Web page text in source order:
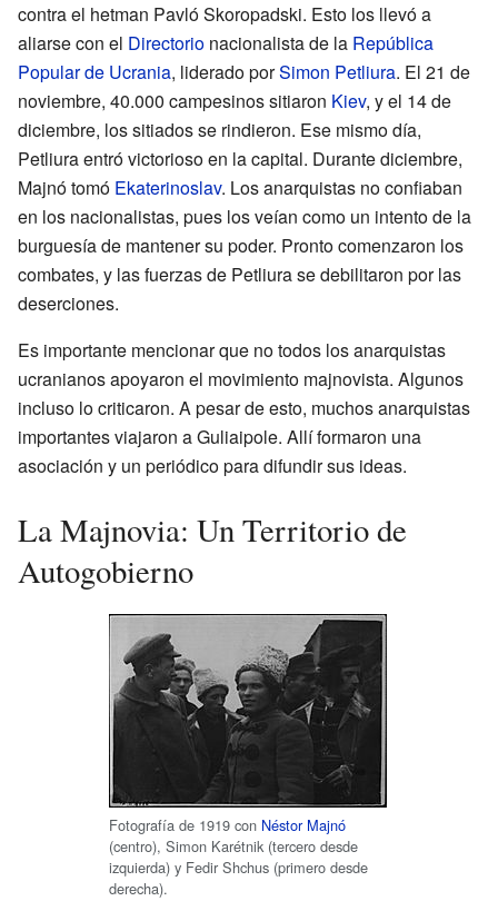
contra el hetman Pavló Skoropadski. Esto los llevó a
aliarse con el Directorio nacionalista de la República
Popular de Ucrania, liderado porSimon Petliura. El 21 de
noviembre, 40.000 campesinos sitiaron Kiev, y el 14 de
diciembre, los sitiados se rindieron. Ese mismo día,
Petliura entró victorioso en la capital. Durante diciembre,
Majnó tomó Ekaterinoslav. Los anarquistas no confiaban
en los nacionalistas, pues los veían como un intento de la
burguesía de mantener su poder. Pronto comenzaron los
combates, y las fuerzas de Petliura se debilitaron por las
deserciones.
Es importante mencionar que no todos los anarquistas
ucranianos apoyaron el movimiento majnovista. Algunos
incluso lo criticaron. A pesar de esto, muchos anarquistas
importantes viajaron a Guliaipole. Allí formaron una
asociación y un periódico para difundir sus ideas.
La Majnovia: Un Territorio de
Autogobierno
Fotografía de 1919 con Néstor Majnó
(centro), Simon Karétnik (tercero desde
izquierda) y Fedir Shchus (primero desde
derecha).